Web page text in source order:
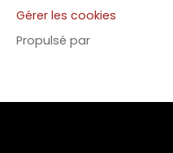
Gérer les cookies
Propulsé par